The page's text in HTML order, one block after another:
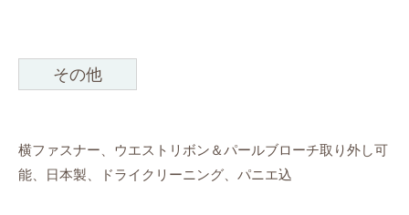
その他
横ファスナー、ウエストリボン＆パールブローチ取り外し可
能、日本製、ドライクリーニング、パニエ込